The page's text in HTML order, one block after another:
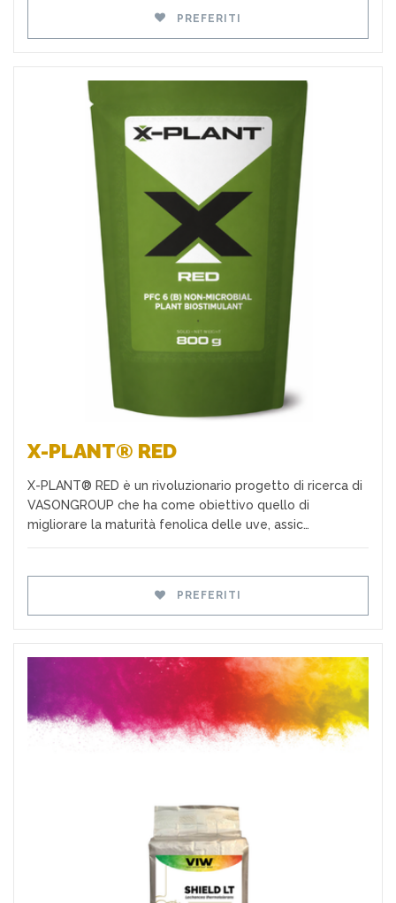
PREFERITI
Preferiti
X-PLANT® RED
X-PLANT® RED è un rivoluzionario progetto di ricerca di
VASONGROUP che ha come obiettivo quello di
migliorare la maturità fenolica delle uve, assic…
PREFERITI